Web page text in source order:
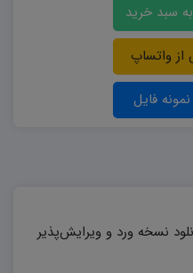
سبد خرید
واتساپ
نمونه فایل
نسخه ورد و ویرایش‌پذیر